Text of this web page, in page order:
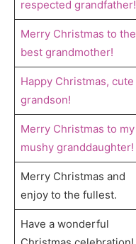
respected grandfather!
Merry Christmas to the
best grandmother!
Happy Christmas, cute
grandson!
Merry Christmas to my
mushy granddaughter!
Merry Christmas and
enjoy to the fullest.
Have a wonderful